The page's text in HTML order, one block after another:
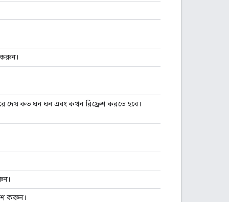
করুন।
দেয় কত ঘন ঘন এবং কখন রিফ্রেশ করতে হবে।
করুন।